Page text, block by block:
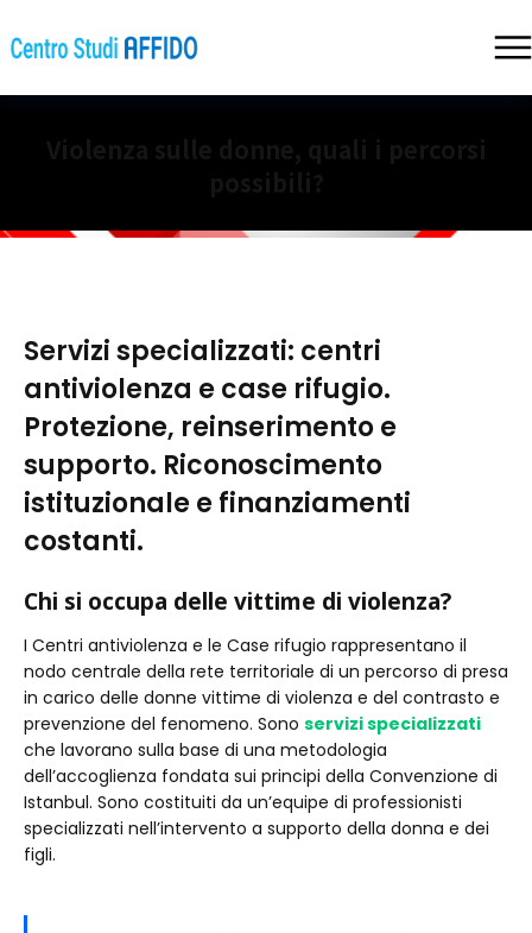
Servizi specializzati: centri
antiviolenza e case rifugio.
Protezione, reinserimento e
supporto. Riconoscimento
istituzionale e finanziamenti
costanti.
Chi si occupa delle vittime di violenza?
I Centri antiviolenza e le Case rifugio rappresentano il
nodo centrale della rete territoriale di un percorso di presa
in carico delle donne vittime di violenza e del contrasto e
prevenzione del fenomeno. Sono servizi specializzati
che lavorano sulla base di una metodologia
dell’accoglienza fondata sui principi della Convenzione di
Istanbul. Sono costituiti da un’equipe di professionisti
specializzati nell’intervento a supporto della donna e dei
figli.